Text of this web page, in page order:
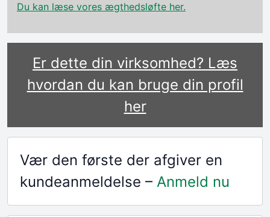
Du kan læse vores ægthedsløfte her.
Er dette din virksomhed? Læs
hvordan du kan bruge din profil
her
Vær den første der afgiver en
kundeanmeldelse – Anmeld nu